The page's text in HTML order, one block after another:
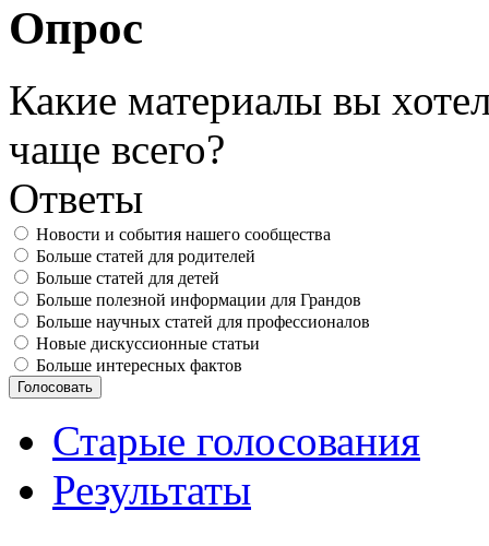
Опрос
Какие материалы вы
чаще всего?
Ответы
Новости и события нашего сообщества
Больше статей для родителей
Больше статей для детей
Больше полезной информации для Грандов
Больше научных статей для профессионалов
Новые дискуссионные статьи
Больше интересных фактов
Старые голосования
Результаты